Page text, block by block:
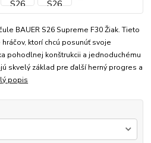
BAUER S26 Supreme F30 Žiak. Tieto
ktorí chcú posunúť svoje
pohodlnej konštrukcii a jednoduchému
skvelý základ pre ďalší herný progres a
popis